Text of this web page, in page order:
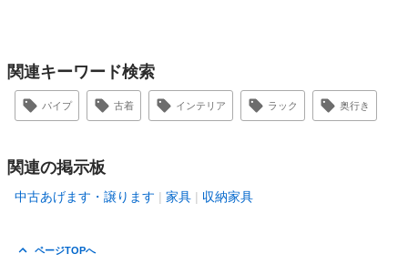
関連キーワード検索
パイプ 古着 インテリア ラック 奥行き
関連の掲示板
中古あげます・譲ります 家具 収納家具
ページTOPへ